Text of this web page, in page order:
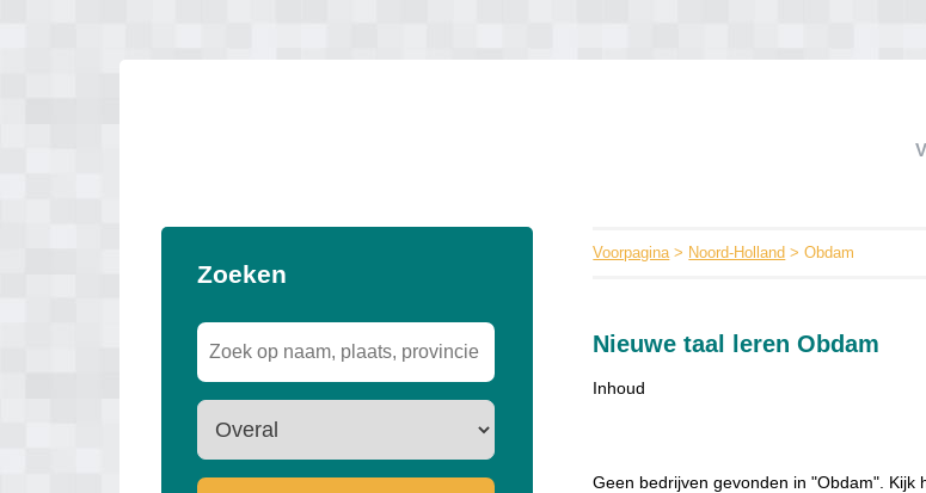
Zoeken
Voorpagina> Noord-Holland > Obdam
Nieuwe taal leren Obdam
Inhoud
Geen bedrijven gevonden in "Obdam". Kijk